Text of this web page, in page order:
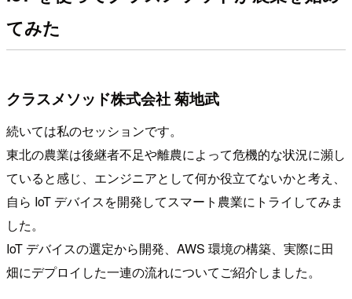
てみた
クラスメソッド株式会社 菊地武
続いては私のセッションです。
東北の農業は後継者不足や離農によって危機的な状況に瀕し
ていると感じ、エンジニアとして何か役立てないかと考え、
自ら IoT デバイスを開発してスマート農業にトライしてみま
した。
IoT デバイスの選定から開発、AWS 環境の構築、実際に田
畑にデプロイした一連の流れについてご紹介しました。